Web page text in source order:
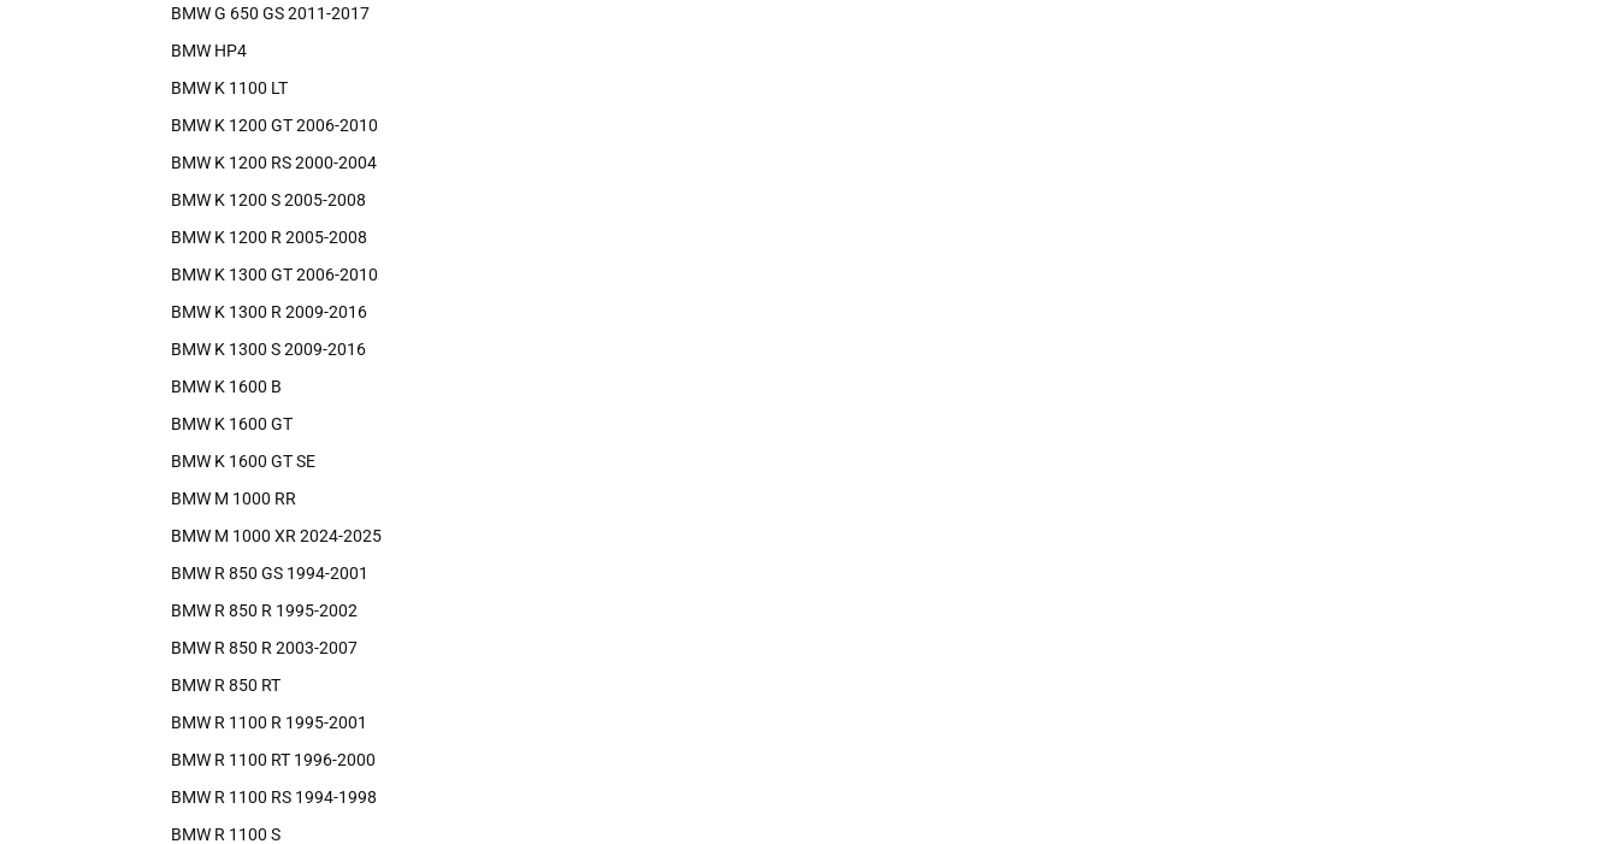
BMW G 650 GS 2011-2017
BMW HP4
BMW K 1100 LT
BMW K 1200 GT 2006-2010
BMW K 1200 RS 2000-2004
BMW K 1200 S 2005-2008
BMW K 1200 R 2005-2008
BMW K 1300 GT 2006-2010
BMW K 1300 R 2009-2016
BMW K 1300 S 2009-2016
BMW K 1600 B
BMW K 1600 GT
BMW K 1600 GT SE
BMW M 1000 RR
BMW M 1000 XR 2024-2025
BMW R 850 GS 1994-2001
BMW R 850 R 1995-2002
BMW R 850 R 2003-2007
BMW R 850 RT
BMW R 1100 R 1995-2001
BMW R 1100 RT 1996-2000
BMW R 1100 RS 1994-1998
BMW R 1100 S